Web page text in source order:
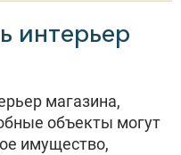
интерьер
магазина,
объекты могут
имущество,